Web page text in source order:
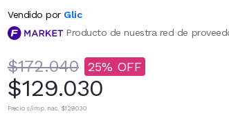
Vendido por Glic
Producto de nuestra red de
$172.040 25
$129.030
Precio s/imp. nac. $129.030